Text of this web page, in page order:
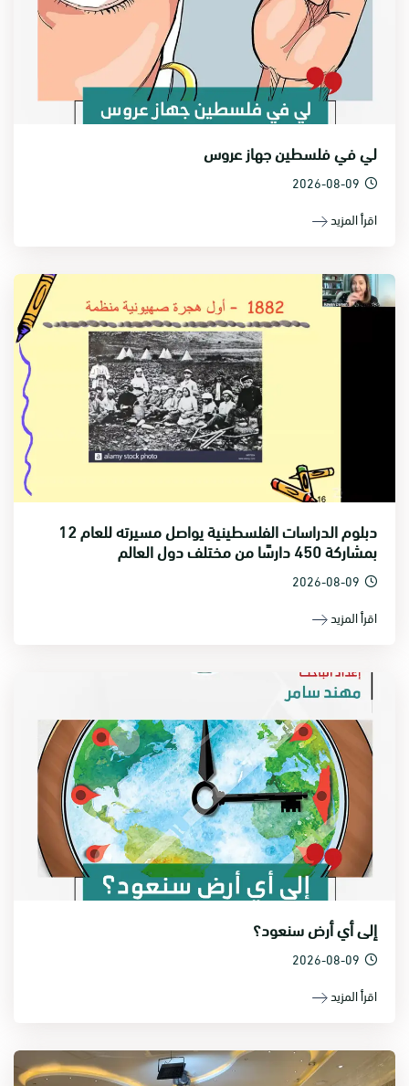
لي في فلسطين جهاز عروس
2026-08-09
اقرأ المزيد
دبلوم الدراسات الفلسطينية يواصل مسيرته للعام 12
بمشاركة 450 دارسًا من مختلف دول العالم
2026-08-09
اقرأ المزيد
إلى أي أرض سنعود؟
2026-08-09
اقرأ المزيد